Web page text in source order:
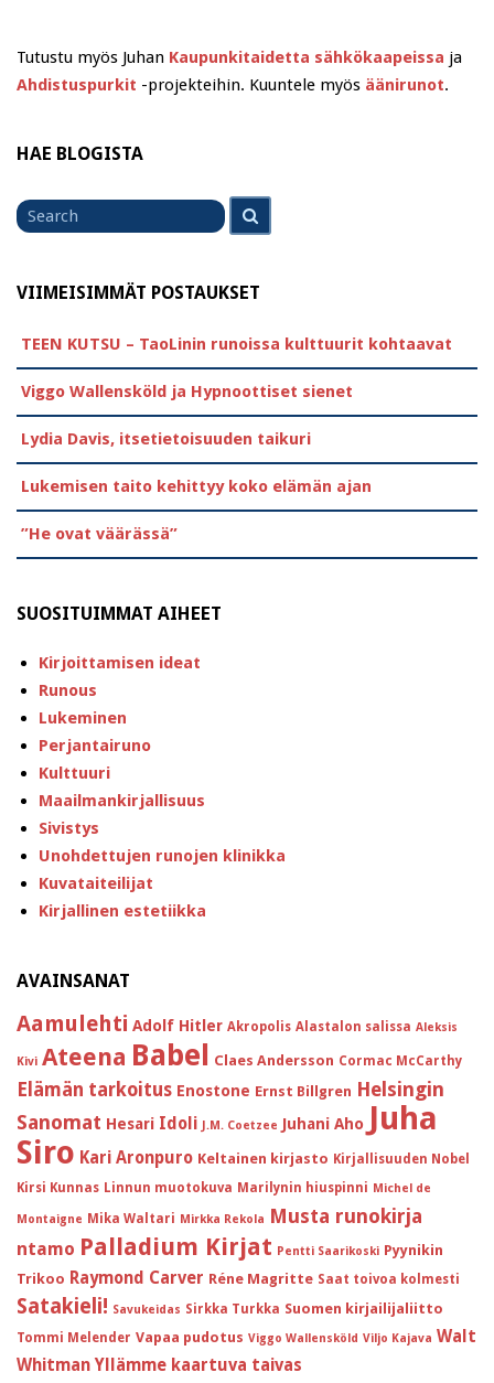
Tutustu myös Juhan Kaupunkitaidetta sähkökaapeissa ja
Ahdistuspurkit -projekteihin. Kuuntele myös äänirunot.
HAE BLOGISTA
Search
for
VIIMEISIMMÄT POSTAUKSET
TEEN KUTSU – TaoLinin runoissa kulttuurit kohtaavat
Viggo Wallensköld ja Hypnoottiset sienet
Lydia Davis, itsetietoisuuden taikuri
Lukemisen taito kehittyy koko elämän ajan
”He ovat väärässä”
SUOSITUIMMAT AIHEET
Kirjoittamisen ideat
Runous
Lukeminen
Perjantairuno
Kulttuuri
Maailmankirjallisuus
Sivistys
Unohdettujen runojen klinikka
Kuvataiteilijat
Kirjallinen estetiikka
AVAINSANAT
Aamulehti Adolf Hitler Akropolis Alastalon salissa Aleksis
Kivi Ateena Babel Claes Andersson Cormac McCarthy
Elämän tarkoitus Enostone Ernst Billgren Helsingin
Sanomat Hesari Idoli J.M. Coetzee Juhani Aho Juha
Siro Kari Aronpuro Keltainen kirjasto Kirjallisuuden Nobel
Kirsi Kunnas Linnun muotokuva Marilynin hiuspinni Michel de
Montaigne Mika Waltari Mirkka Rekola Musta runokirja
ntamo Palladium Kirjat Pentti Saarikoski Pyynikin
Trikoo Raymond Carver Réne Magritte Saat toivoa kolmesti
Satakieli! Savukeidas Sirkka Turkka Suomen kirjailijaliitto
Tommi Melender Vapaa pudotus Viggo Wallensköld Viljo Kajava Walt
Whitman Yllämme kaartuva taivas